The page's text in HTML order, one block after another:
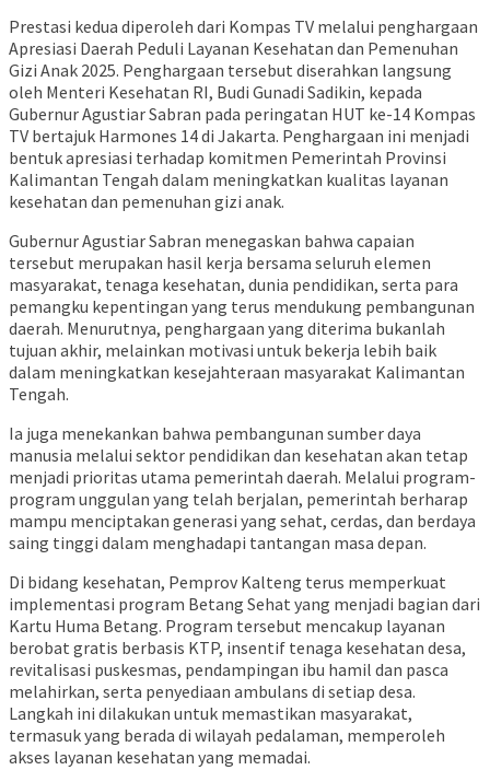
Prestasi kedua diperoleh dari Kompas TV melalui penghargaan
Apresiasi Daerah Peduli Layanan Kesehatan dan Pemenuhan
Gizi Anak 2025. Penghargaan tersebut diserahkan langsung
oleh Menteri Kesehatan RI, Budi Gunadi Sadikin, kepada
Gubernur Agustiar Sabran pada peringatan HUT ke-14 Kompas
TV bertajuk Harmones 14 di Jakarta. Penghargaan ini menjadi
bentuk apresiasi terhadap komitmen Pemerintah Provinsi
Kalimantan Tengah dalam meningkatkan kualitas layanan
kesehatan dan pemenuhan gizi anak.
Gubernur Agustiar Sabran menegaskan bahwa capaian
tersebut merupakan hasil kerja bersama seluruh elemen
masyarakat, tenaga kesehatan, dunia pendidikan, serta para
pemangku kepentingan yang terus mendukung pembangunan
daerah. Menurutnya, penghargaan yang diterima bukanlah
tujuan akhir, melainkan motivasi untuk bekerja lebih baik
dalam meningkatkan kesejahteraan masyarakat Kalimantan
Tengah.
Ia juga menekankan bahwa pembangunan sumber daya
manusia melalui sektor pendidikan dan kesehatan akan tetap
menjadi prioritas utama pemerintah daerah. Melalui program-
program unggulan yang telah berjalan, pemerintah berharap
mampu menciptakan generasi yang sehat, cerdas, dan berdaya
saing tinggi dalam menghadapi tantangan masa depan.
Di bidang kesehatan, Pemprov Kalteng terus memperkuat
implementasi program Betang Sehat yang menjadi bagian dari
Kartu Huma Betang. Program tersebut mencakup layanan
berobat gratis berbasis KTP, insentif tenaga kesehatan desa,
revitalisasi puskesmas, pendampingan ibu hamil dan pasca
melahirkan, serta penyediaan ambulans di setiap desa.
Langkah ini dilakukan untuk memastikan masyarakat,
termasuk yang berada di wilayah pedalaman, memperoleh
akses layanan kesehatan yang memadai.